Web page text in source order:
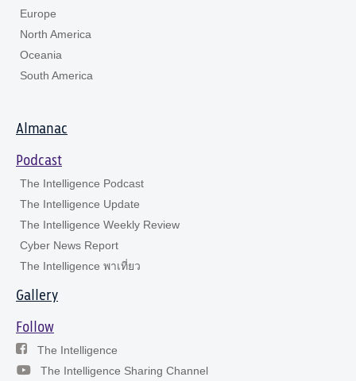
Europe
North America
Oceania
South America
Almanac
Podcast
The Intelligence Podcast
The Intelligence Update
The Intelligence Weekly Review
Cyber News Report
The Intelligence พาเที่ยว
Gallery
Follow
The Intelligence
The Intelligence Sharing Channel